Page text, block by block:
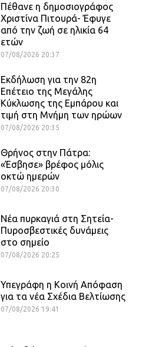
Πέθανε η δημοσιογράφος
Χριστίνα Πιτουρά- Έφυγε
από την ζωή σε ηλικία 64
ετών
07/08/2026 20:37
Εκδήλωση για την 82η
Επέτειο της Μεγάλης
Κύκλωσης της Εμπάρου και
τιμή στη Μνήμη των ηρώων
07/08/2026 20:35
Θρήνος στην Πάτρα:
«Έσβησε» βρέφος μόλις
οκτώ ημερών
07/08/2026 20:30
Νέα πυρκαγιά στη Σητεία-
Πυροσβεστικές δυνάμεις
στο σημείο
07/08/2026 20:25
Υπεγράφη η Κοινή Απόφαση
για τα νέα Σχέδια Βελτίωσης
07/08/2026 19:41